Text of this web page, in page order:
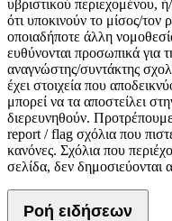
υβριστικού περιεχομένου,
ότι υποκινούν το μίσος/
οποιαδήποτε άλλη
ευθύνονται προσωπικά για
αναγνώστης/συντάκτης
έχει στοιχεία που
μπορεί να τα αποστείλει
διερευνηθούν.
report / flag σχόλια που
κανόνες. Σχόλια που
σελίδα, δεν δημοσιεύονται
Ροή ειδήσεων